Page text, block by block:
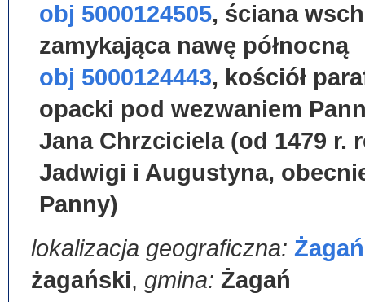
obj 5000124505, ściana
zamykająca nawę północną
obj 5000124443, kościół
opacki pod wezwaniem
Jana Chrzciciela (od 1479 r.
Jadwigi i Augustyna,
Panny)
lokalizacja geograficzna: Żagań
żagański, gmina: Żagań